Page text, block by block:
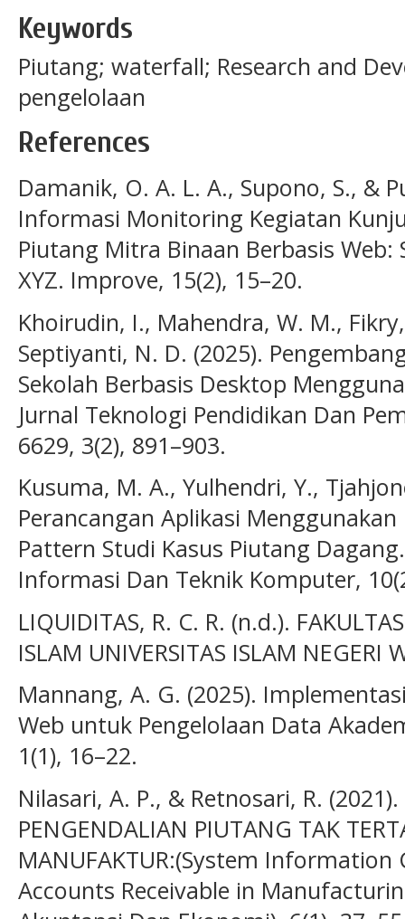
Keywords
Piutang; waterfall; Research and
pengelolaan
References
Damanik, O. A. L. A., Supono, S., &
Informasi Monitoring Kegiatan
Piutang Mitra Binaan Berbasis Web:
XYZ. Improve, 15(2), 15–20.
Khoirudin, I., Mahendra, W. M.,
Septiyanti, N. D. (2025).
Sekolah Berbasis Desktop
Jurnal Teknologi Pendidikan Dan
6629, 3(2), 891–903.
Kusuma, M. A., Yulhendri, Y.,
Perancangan Aplikasi
Pattern Studi Kasus Piutang
Informasi Dan Teknik Komputer,
LIQUIDITAS, R. C. R. (n.d.).
ISLAM UNIVERSITAS ISLAM NEGERI
Mannang, A. G. (2025).
Web untuk Pengelolaan Data
1(1), 16–22.
Nilasari, A. P., & Retnosari, R. (2021).
PENGENDALIAN PIUTANG TAK
MANUFAKTUR:(System
Accounts Receivable in